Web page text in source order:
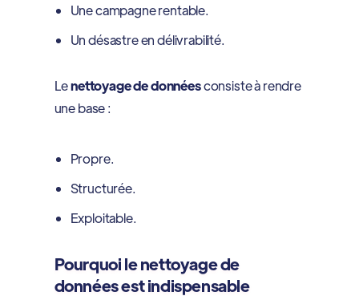
Une campagne rentable.
Un désastre en délivrabilité.
Lenettoyage de donnéesconsiste à rendre
une base :
Propre.
Structurée.
Exploitable.
Pourquoi le nettoyage de
données est indispensable